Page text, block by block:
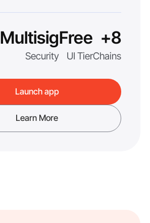
8+
Chains
Free
UI Tier
Multisig
Security
Launch app
Learn More